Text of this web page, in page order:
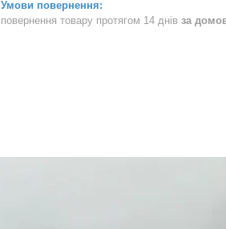
повернення товару протягом 14 днів за